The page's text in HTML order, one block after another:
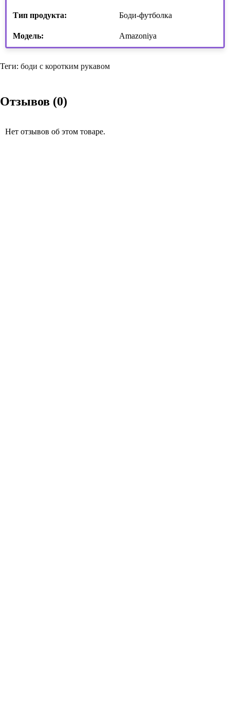
Тип продукта: Боди-футболка
Модель: Amazoniya
Теги: боди с коротким рукавом
Отзывов (0)
Нет отзывов об этом товаре.